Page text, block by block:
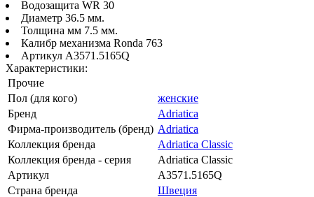
Водозащита WR 30
Диаметр 36.5 мм.
Толщина мм 7.5 мм.
Калибр механизма Ronda 763
Артикул A3571.5165Q
Характеристики:
Прочие
Пол (для кого)
женские
Бренд
Adriatica
Фирма-производитель (бренд) Adriatica
Коллекция бренда
Adriatica Classic
Коллекция бренда - серия
Adriatica Classic
Артикул
A3571.5165Q
Страна бренда
Швеция